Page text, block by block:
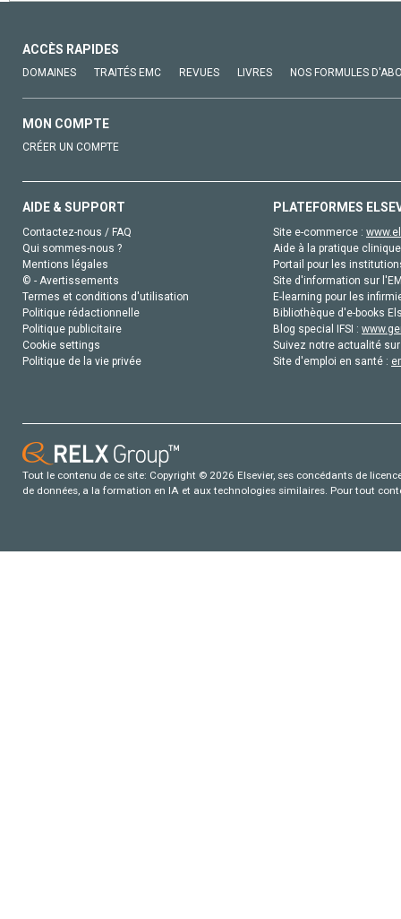
ACCÈS RAPIDES
DOMAINES TRAITÉS EMC REVUES LIVRES NOS FORMULES
MON COMPTE
CRÉER UN COMPTE
AIDE & SUPPORT
Contactez-nous / FAQ
Qui sommes-nous ?
Mentions légales
© - Avertissements
Termes et conditions d'utilisation
Politique rédactionnelle
Politique publicitaire
Cookie settings
Politique de la vie privée
PLATEFORMES
Site e-commerce :
Aide à la pratique
Portail pour les
Site d'information sur
E-learning pour les
Bibliothèque d'e-books
Blog special IFSI :
Suivez notre actualité
Site d'emploi en santé :
Tout le contenu de ce site: Copyright © 2026 Elsevier, ses concédants de
de données, a la formation en IA et aux technologies similaires. Pour tout